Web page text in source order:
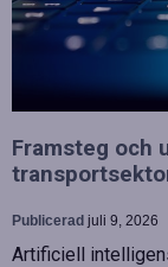
Framsteg och
Publicerad juli 9, 2026
Artificiell